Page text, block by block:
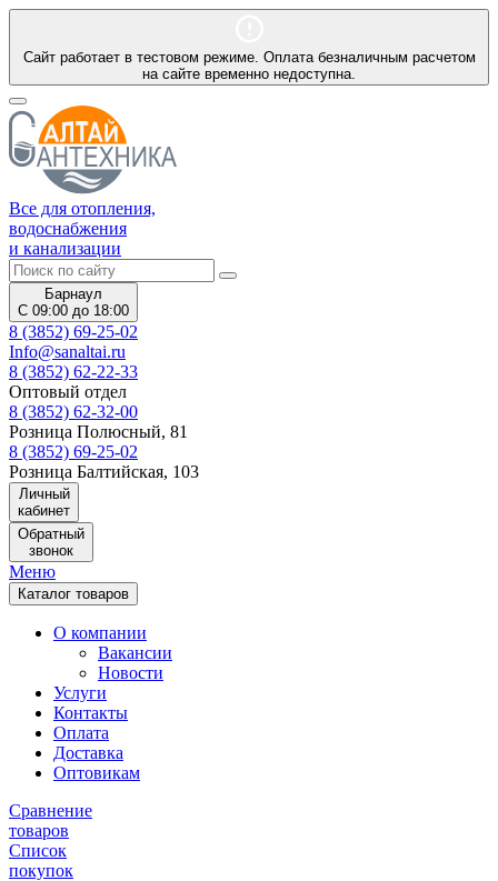
Сайт работает в тестовом режиме. Оплата безналичным расчетом
на сайте временно недоступна.
Все для отопления,
водоснабжения
и канализации
Барнаул
С 09:00 до 18:00
8 (3852) 69-25-02
Info@sanaltai.ru
8 (3852) 62-22-33
Оптовый отдел
8 (3852) 62-32-00
Розница Полюсный, 81
8 (3852) 69-25-02
Розница Балтийская, 103
Личный
кабинет
Обратный
звонок
Меню
Каталог товаров
О компании
Вакансии
Новости
Услуги
Контакты
Оплата
Доставка
Оптовикам
Сравнение
товаров
Список
покупок